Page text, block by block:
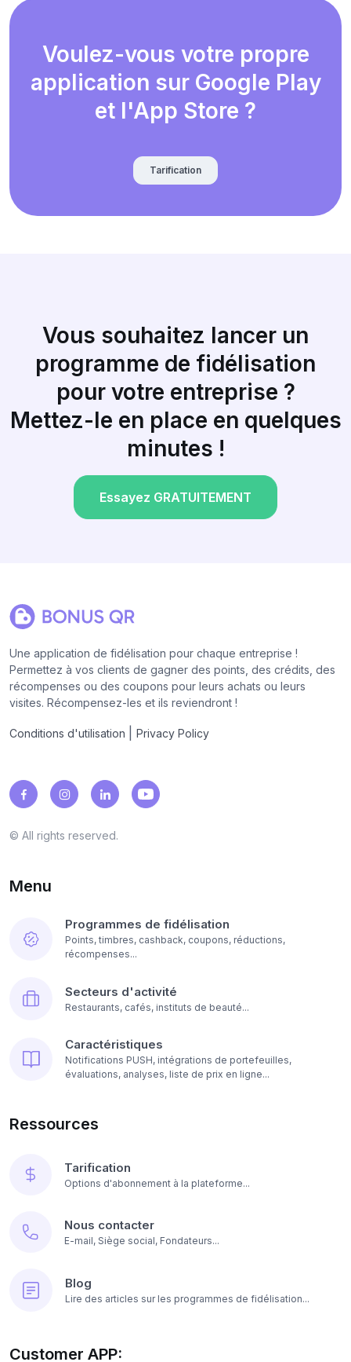
Voulez-vous votre propre
application sur Google Play
et l'App Store ?
Tarification
Vous souhaitez lancer un
programme de fidélisation
pour votre entreprise ?
Mettez-le en place en quelques
minutes !
Essayez GRATUITEMENT
Une application de fidélisation pour chaque entreprise !
Permettez à vos clients de gagner des points, des crédits, des
récompenses ou des coupons pour leurs achats ou leurs
visites. Récompensez-les et ils reviendront !
Conditions d'utilisation Privacy Policy
© All rights reserved.
Menu
Programmes de fidélisation
Points, timbres, cashback, coupons, réductions,
récompenses...
Secteurs d'activité
Restaurants, cafés, instituts de beauté...
Caractéristiques
Notifications PUSH, intégrations de portefeuilles,
évaluations, analyses, liste de prix en ligne...
Ressources
Tarification
Options d'abonnement à la plateforme...
Nous contacter
E-mail, Siège social, Fondateurs...
Blog
Lire des articles sur les programmes de fidélisation...
Customer APP: